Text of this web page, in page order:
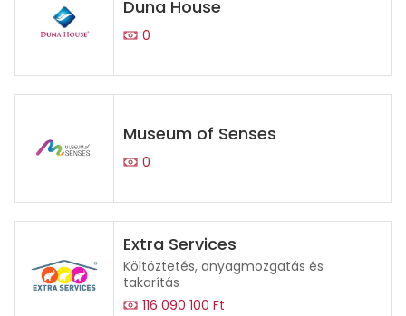
Duna House
0
Museum of Senses
0
Extra Services
Költöztetés, anyagmozgatás és
takarítás
116 090 100 Ft